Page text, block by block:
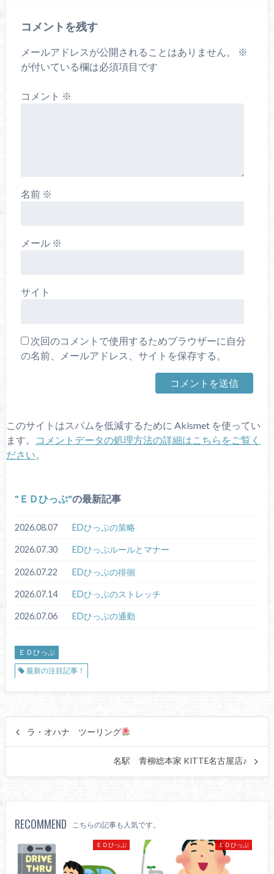
コメントを残す
メールアドレスが公開されることはありません。
※
が付いている欄は必須項目です
コメント ※
名前 ※
メール ※
サイト
次回のコメントで使用するためブラウザーに自分
の名前、メールアドレス、サイトを保存する。
このサイトはスパムを低減するために Akismet を使ってい
ます。
コメントデータの処理方法の詳細はこちらをご覧く
ださい。
ＥＤひっぷ の最新記事
2026.08.07 EDひっぷの策略
2026.07.30 EDひっぷルールとマナー
2026.07.22 EDひっぷの徘徊
2026.07.14 EDひっぷのストレッチ
2026.07.06 EDひっぷの通勤
ＥＤひっぷ
最新の注目記事！
ラ・オハナ ツーリング
名駅 青柳総本家 KITTE名古屋店♪
RECOMMEND こちらの記事も人気です。
ＥＤひっぷ ＥＤひっぷ